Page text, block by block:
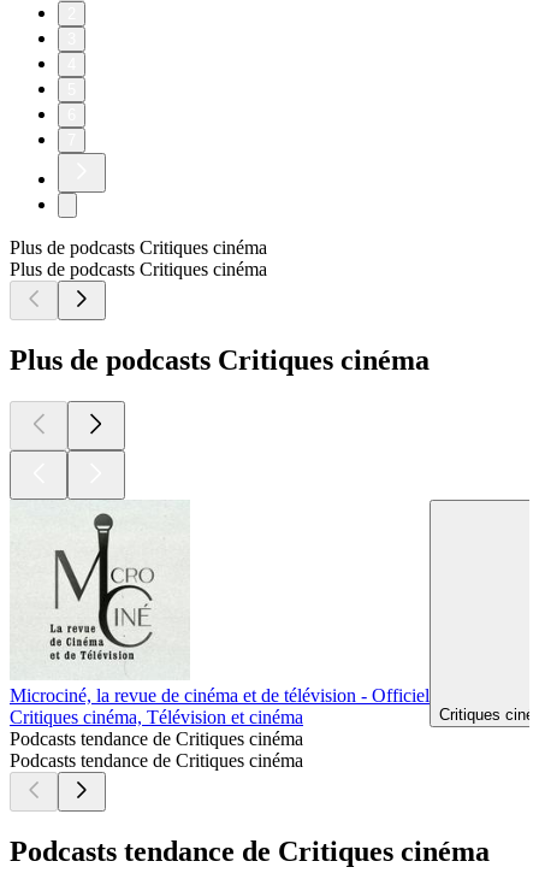
Plus de podcasts Critiques cinéma
Plus de podcasts Critiques cinéma
Plus de podcasts Critiques cinéma
Microciné, la revue de cinéma et de télévision - Officiel
Critiques cinéma, Télévision et cinéma
Critiques
Podcasts tendance de Critiques cinéma
Podcasts tendance de Critiques cinéma
Podcasts tendance de Critiques cinéma